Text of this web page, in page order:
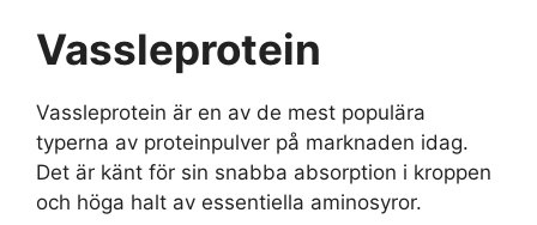
Vassleprotein
Vassleprotein är en av de mest populära
typerna av proteinpulver på marknaden idag.
Det är känt för sin snabba absorption i kroppen
och höga halt av essentiella aminosyror.